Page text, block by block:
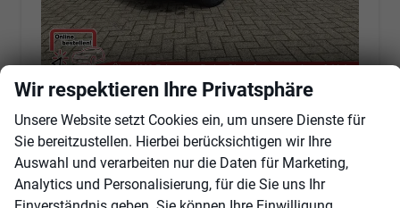
Skoda Kamiq
1.0 TSI 115PS DSG Selection Rückf.Kamera PDC v+h Sitzheizung Klimaautomatik Skoda-Radio Apple CarPlay + Android Auto Tempomat Garantieverlängerung 16"LM
sofort lieferbar Fahrzeug mit Tageszulassung
Fahrzeugnr. 103363 Getriebe Automatik
Kraftstoff
Benzin Außenfarbe
Moon-Weiß Perleffekt
Wir respektieren Ihre Privatsphäre
Unsere Website setzt Cookies ein, um unsere Dienste für
Sie bereitzustellen. Hierbei berücksichtigen wir Ihre
Auswahl und verarbeiten nur die Daten für Marketing,
Analytics und Personalisierung, für die Sie uns Ihr